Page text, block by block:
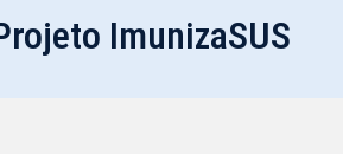
ImunizaSUS
tutores do curso “Fortalecimento
ImunizaSUS. Podem participar do